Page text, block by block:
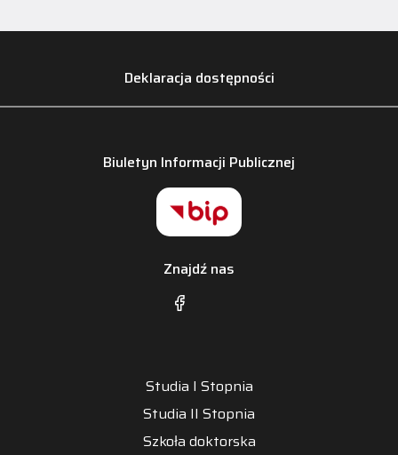
Deklaracja dostępności
Biuletyn Informacji Publicznej
Znajdź nas
Studia I Stopnia
Studia II Stopnia
Szkoła doktorska